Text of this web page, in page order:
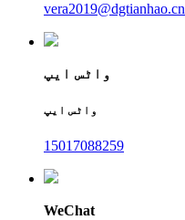
vera2019@dgtianhao.cn
واٹس ایپ
واٹس ایپ
15017088259
WeChat